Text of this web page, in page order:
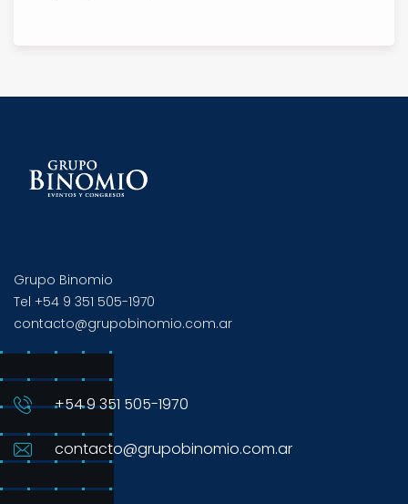
Grupo Binomio
Tel +54 9 351 505-1970
contacto@grupobinomio.com.ar
+54 9 351 505-1970
contacto@grupobinomio.com.ar